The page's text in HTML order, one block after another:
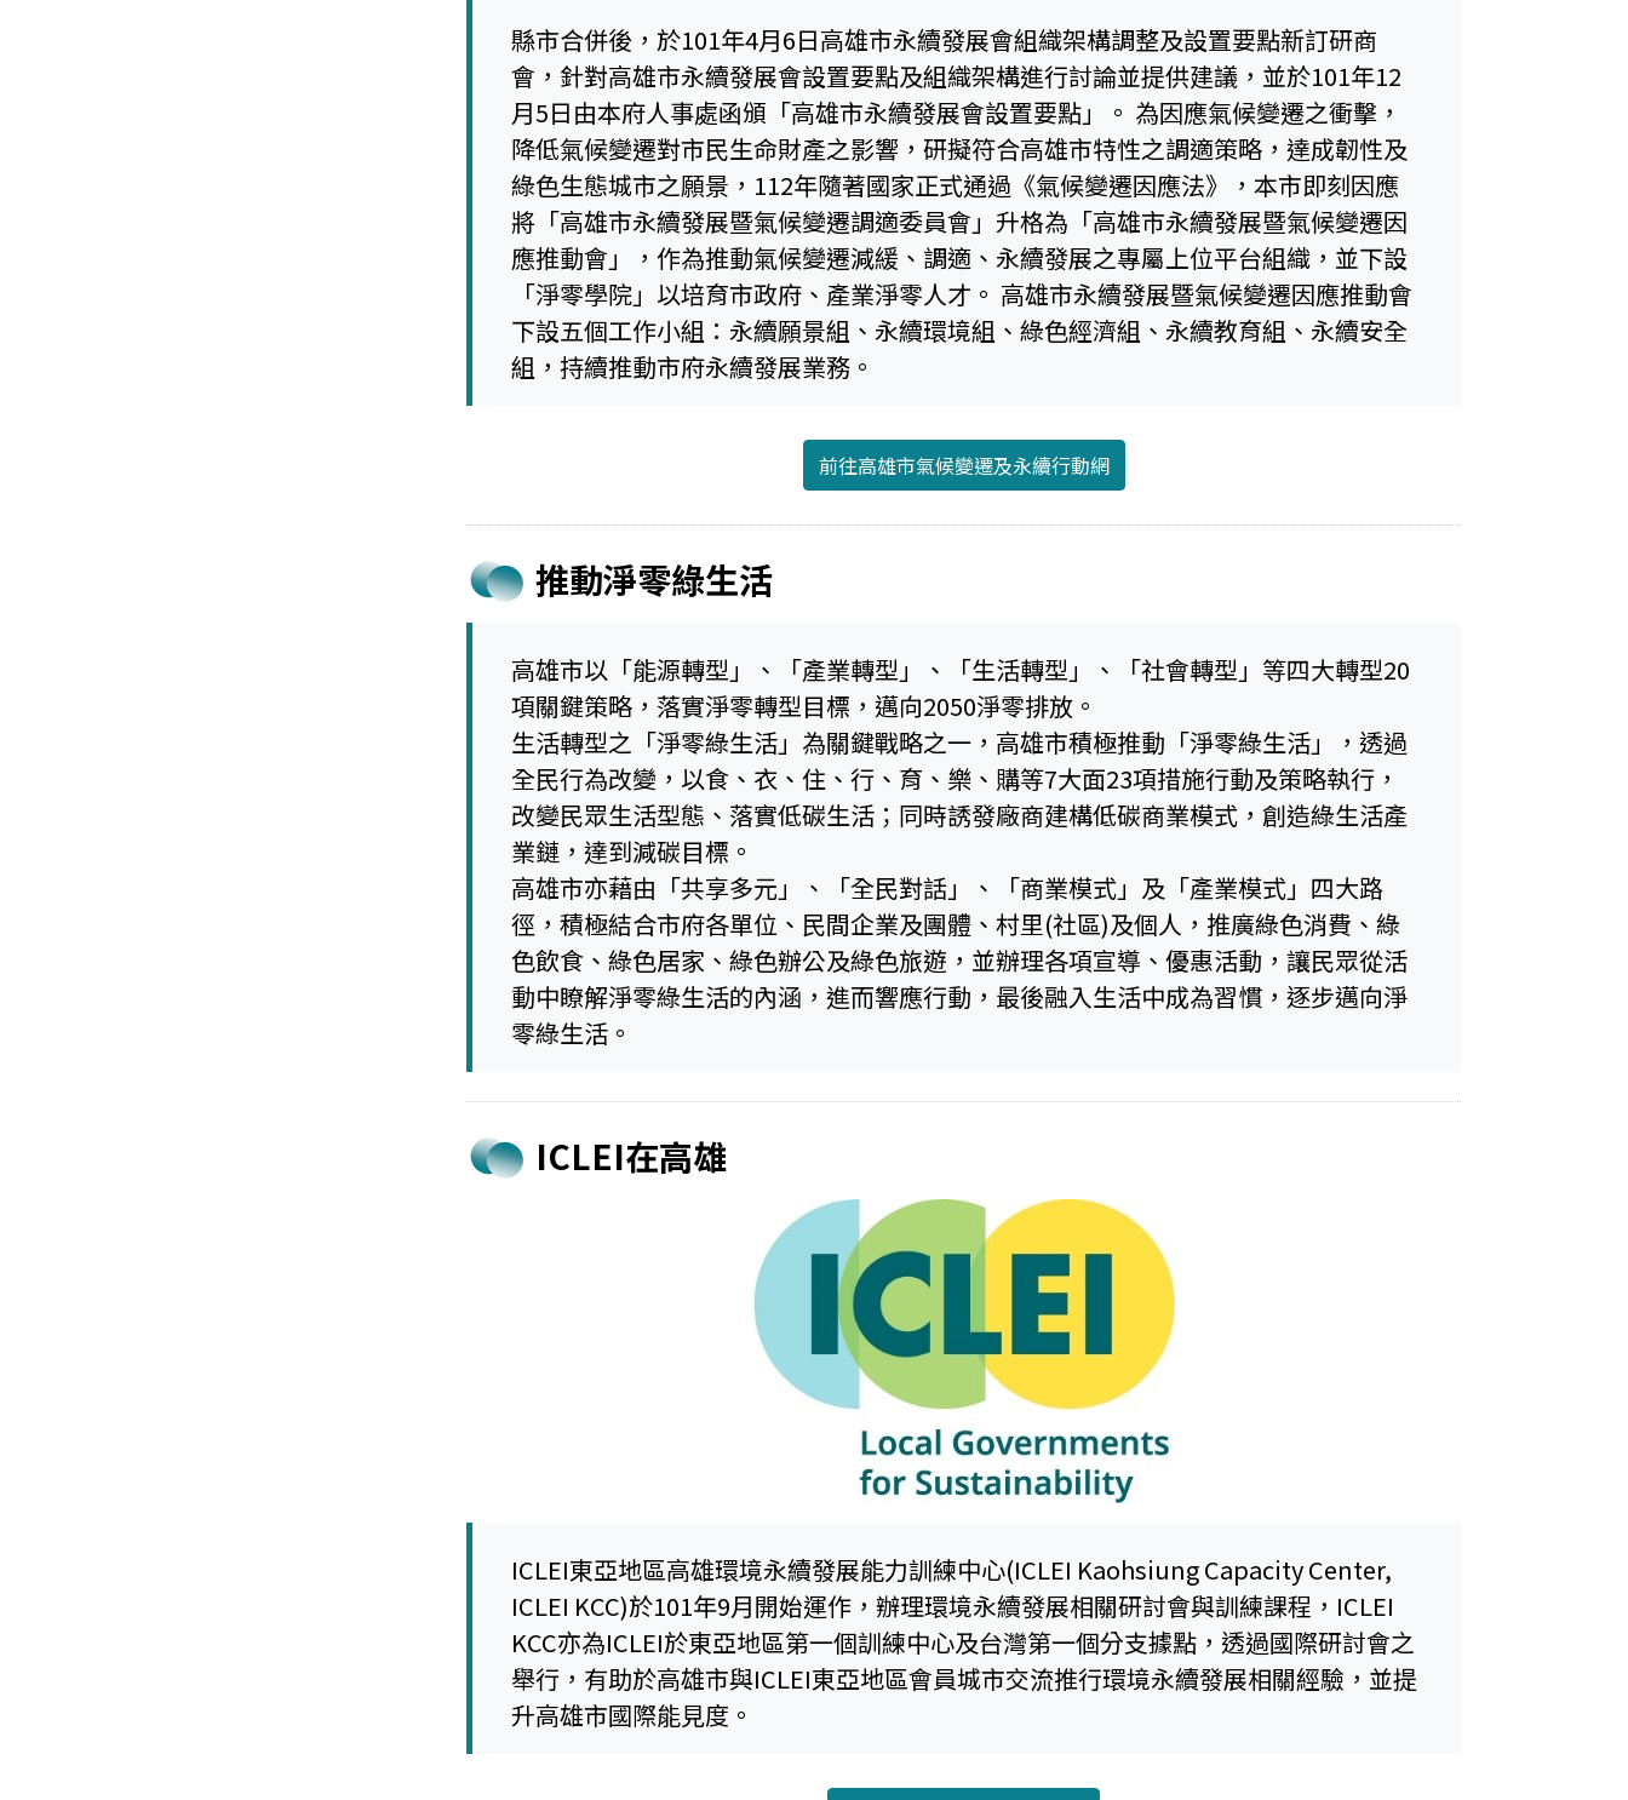
縣市合併後，於101年4月6日高雄市永續發展會組織架構調整及設置要點新訂研商
會，針對高雄市永續發展會設置要點及組織架構進行討論並提供建議，並於101年12
月5日由本府人事處函頒「高雄市永續發展會設置要點」。 為因應氣候變遷之衝擊，
降低氣候變遷對市民生命財產之影響，研擬符合高雄市特性之調適策略，達成韌性及
綠色生態城市之願景，112年隨著國家正式通過《氣候變遷因應法》，本市即刻因應
將「高雄市永續發展暨氣候變遷調適委員會」升格為「高雄市永續發展暨氣候變遷因
應推動會」，作為推動氣候變遷減緩、調適、永續發展之專屬上位平台組織，並下設
「淨零學院」以培育市政府、產業淨零人才。 高雄市永續發展暨氣候變遷因應推動會
下設五個工作小組：永續願景組、永續環境組、綠色經濟組、永續教育組、永續安全
組，持續推動市府永續發展業務。
前往高雄市氣候變遷及永續行動網
推動淨零綠生活
高雄市以「能源轉型」、「產業轉型」、「生活轉型」、「社會轉型」等四大轉型20
項關鍵策略，落實淨零轉型目標，邁向2050淨零排放。
生活轉型之「淨零綠生活」為關鍵戰略之一，高雄市積極推動「淨零綠生活」，透過
全民行為改變，以食、衣、住、行、育、樂、購等7大面23項措施行動及策略執行，
改變民眾生活型態、落實低碳生活；同時誘發廠商建構低碳商業模式，創造綠生活產
業鏈，達到減碳目標。
高雄市亦藉由「共享多元」、「全民對話」、「商業模式」及「產業模式」四大路
徑，積極結合市府各單位、民間企業及團體、村里(社區)及個人，推廣綠色消費、綠
色飲食、綠色居家、綠色辦公及綠色旅遊，並辦理各項宣導、優惠活動，讓民眾從活
動中瞭解淨零綠生活的內涵，進而響應行動，最後融入生活中成為習慣，逐步邁向淨
零綠生活。
ICLEI在高雄
ICLEI東亞地區高雄環境永續發展能力訓練中心(ICLEI Kaohsiung Capacity Center,
ICLEI KCC)於101年9月開始運作，辦理環境永續發展相關研討會與訓練課程，ICLEI
KCC亦為ICLEI於東亞地區第一個訓練中心及台灣第一個分支據點，透過國際研討會之
舉行，有助於高雄市與ICLEI東亞地區會員城市交流推行環境永續發展相關經驗，並提
升高雄市國際能見度。